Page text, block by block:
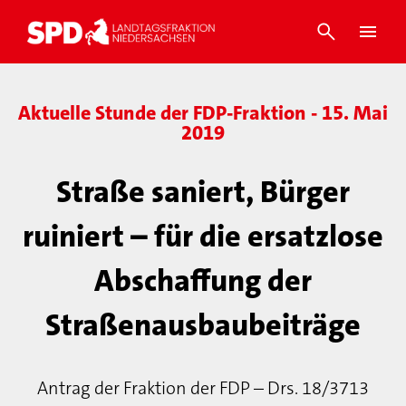
Aktuelle Stunde der FDP-Fraktion - 15. Mai
2019
Straße saniert, Bürger
ruiniert – für die ersatzlose
Abschaffung der
Straßenausbaubeiträge
Antrag der Fraktion der FDP – Drs. 18/3713